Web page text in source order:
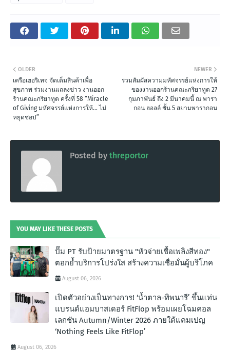
NEWER
ร่วมสัมผัสความมหัศจรรย์แห่งการให้
ของงานออกร้านคณะภริยาทูต 27
กุมภาพันธ์ ถึง 2 มีนาคมนี้ ณ พารา
กอน ฮอลล์ ชั้น 5 สยามพารากอน
OLDER
เครือเฮอริเทจ จัดเต็มสินค้าเพื่อ
สุขภาพ ร่วมงานแถลงข่าว งานออก
ร้านคณะภริยาทูต ครั้งที่ 58 “Miracle
of Giving มหัศจรรย์แห่งการให้… ไม่
หยุดชอป”
Posted by threportor
YOU MAY LIKE THESE POSTS
ปั๊ม PT รับป้ายมาตรฐาน "หัวจ่ายเชื้อเพลิงสีทอง"
ตอกย้ำบริการโปร่งใส สร้างความเชื่อมั่นผู้บริโภค
August 06, 2026
เปิดตัวอย่างเป็นทางการ! ‘น้ำตาล-ทิพนารี’ ขึ้นแท่น
แบรนด์แอมบาสเดอร์ FitFlop พร้อมเผยโฉมคอล
เลกชัน Autumn/Winter 2026 ภายใต้แคมเปญ
‘Nothing Feels Like FitFlop’
August 06, 2026